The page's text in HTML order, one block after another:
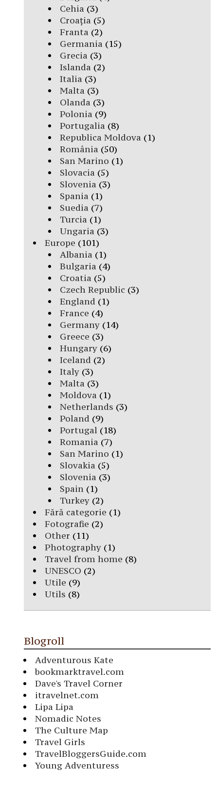
Cehia (3)
Croația (5)
Franta (2)
Germania (15)
Grecia (3)
Islanda (2)
Italia (3)
Malta (3)
Olanda (3)
Polonia (9)
Portugalia (8)
Republica Moldova (1)
România (50)
San Marino (1)
Slovacia (5)
Slovenia (3)
Spania (1)
Suedia (7)
Turcia (1)
Ungaria (3)
Europe (101)
Albania (1)
Bulgaria (4)
Croatia (5)
Czech Republic (3)
England (1)
France (4)
Germany(14)
Greece (3)
Hungary(6)
Iceland (2)
Italy(3)
Malta (3)
Moldova (1)
Netherlands (3)
Poland (9)
Portugal(18)
Romania (7)
San Marino (1)
Slovakia (5)
Slovenia (3)
Spain(1)
Turkey(2)
Fără categorie (1)
Fotografie (2)
Other (11)
Photography (1)
Travel from home (8)
UNESCO (2)
Utile (9)
Utils (8)
Blogroll
Adventurous Kate
bookmarktravel.com
Dave's Travel Corner
itravelnet.com
Lipa Lipa
Nomadic Notes
The Culture Map
Travel Girls
TravelBloggersGuide.com
Young Adventuress